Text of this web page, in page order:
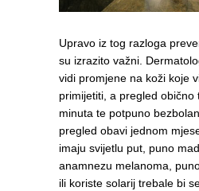
Upravo iz tog razloga
su izrazito važni.
vidi promjene na koži koje
primijetiti, a pregled obično
minuta te potpuno
pregled obavi jednom
imaju svijetlu put, puno
anamnezu melanoma,
ili koriste solarij trebale bi